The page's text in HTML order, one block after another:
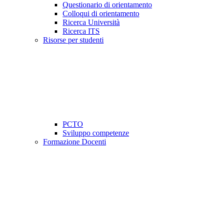
Questionario di orientamento
Colloqui di orientamento
Ricerca Università
Ricerca ITS
Risorse per studenti
PCTO
Sviluppo competenze
Formazione Docenti